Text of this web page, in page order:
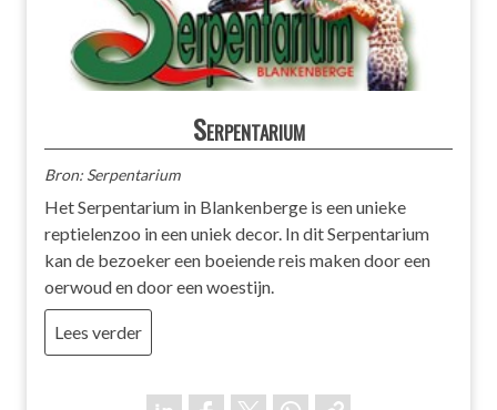
Serpentarium
Bron: Serpentarium
Het Serpentarium in Blankenberge is een unieke
reptielenzoo in een uniek decor. In dit Serpentarium
kan de bezoeker een boeiende reis maken door een
oerwoud en door een woestijn.
Lees verder